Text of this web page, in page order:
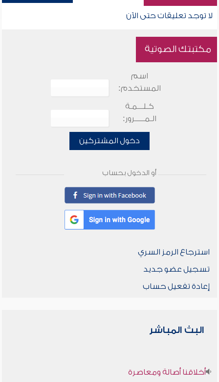
لا توجد تعليقات حتى الآن
مكتبتك الصوتية
اسم
المستخدم:
كـلـــمـة
الـمـــــرور:
دخول المشتركين
أو الدخول بحساب
استرجاع الرمز السري
تسجيل عضو جديد
إعادة تفعيل حساب
البث المباشر
أخلاقنا أصالة ومعاصرة